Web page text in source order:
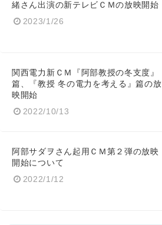
緒さん出演の新テレビＣＭの放映開始
2023/1/26
関西電力新ＣＭ『阿部教授の冬支度』
篇、『教授 冬の電力を考える』篇の放
映開始
2022/10/13
阿部サダヲさん起用ＣＭ第２弾の放映
開始について
2022/1/12
English